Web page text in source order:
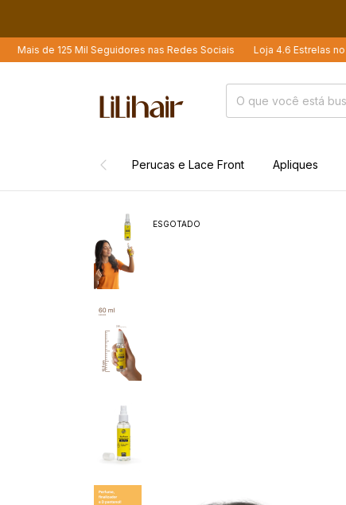
125 Mil Seguidores nas Redes Sociais Loja 4.6 Estrelas no Google
Perucas e Lace Front Apliques
ESGOTADO